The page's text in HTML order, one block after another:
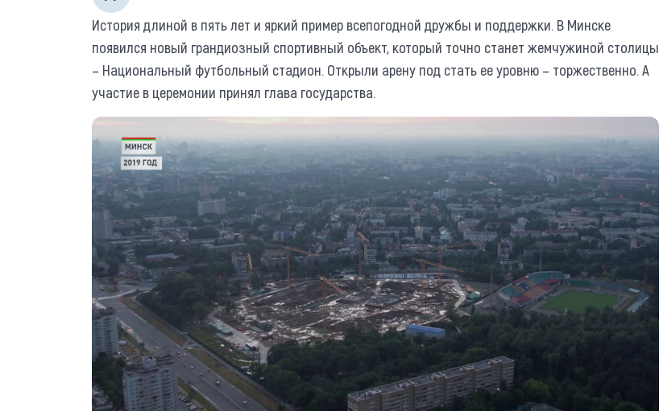
История длиной в пять лет и яркий пример всепогодной дружбы и поддержки. В Минске
появился новый грандиозный спортивный объект, который точно станет жемчужиной столицы
– Национальный футбольный стадион. Открыли арену под стать ее уровню – торжественно. А
участие в церемонии принял глава государства.